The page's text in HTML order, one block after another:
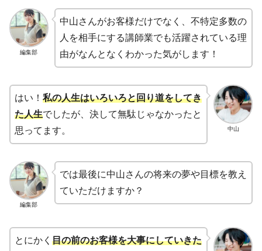
編集部
中山さんがお客様だけでなく、不特定多数の
人を相手にする講師業でも活躍されている理
由がなんとなくわかった気がします！
中山
はい！ 私の人生はいろいろと回り道をしてき
た人生でしたが、決して無駄じゃなかったと
思ってます。
編集部
では最後に中山さんの将来の夢や目標を教え
ていただけますか？
とにかく 目の前のお客様を大事にしていきた